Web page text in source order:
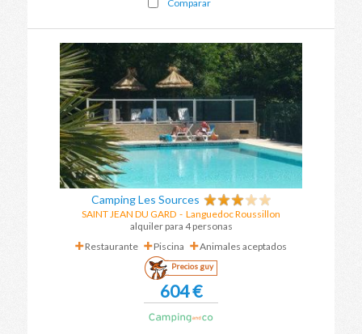
Comparar
Camping Les Sources
SAINT JEAN DU GARD - Languedoc Roussillon
alquiler para 4 personas
Restaurante
Piscina Animales aceptados
Precios guy
604 €